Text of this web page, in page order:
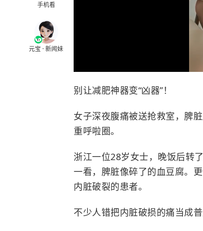
手机看
元宝 · 新闻妹
别让减肥神器变“凶器”！
女子深夜腹痛被送抢救室，脾
重呼啦圈。
浙江一位28岁女士，晚饭后转
一看，脾脏像碎了的血豆腐。
内脏破裂的患者。
不少人错把内脏破损的痛当成